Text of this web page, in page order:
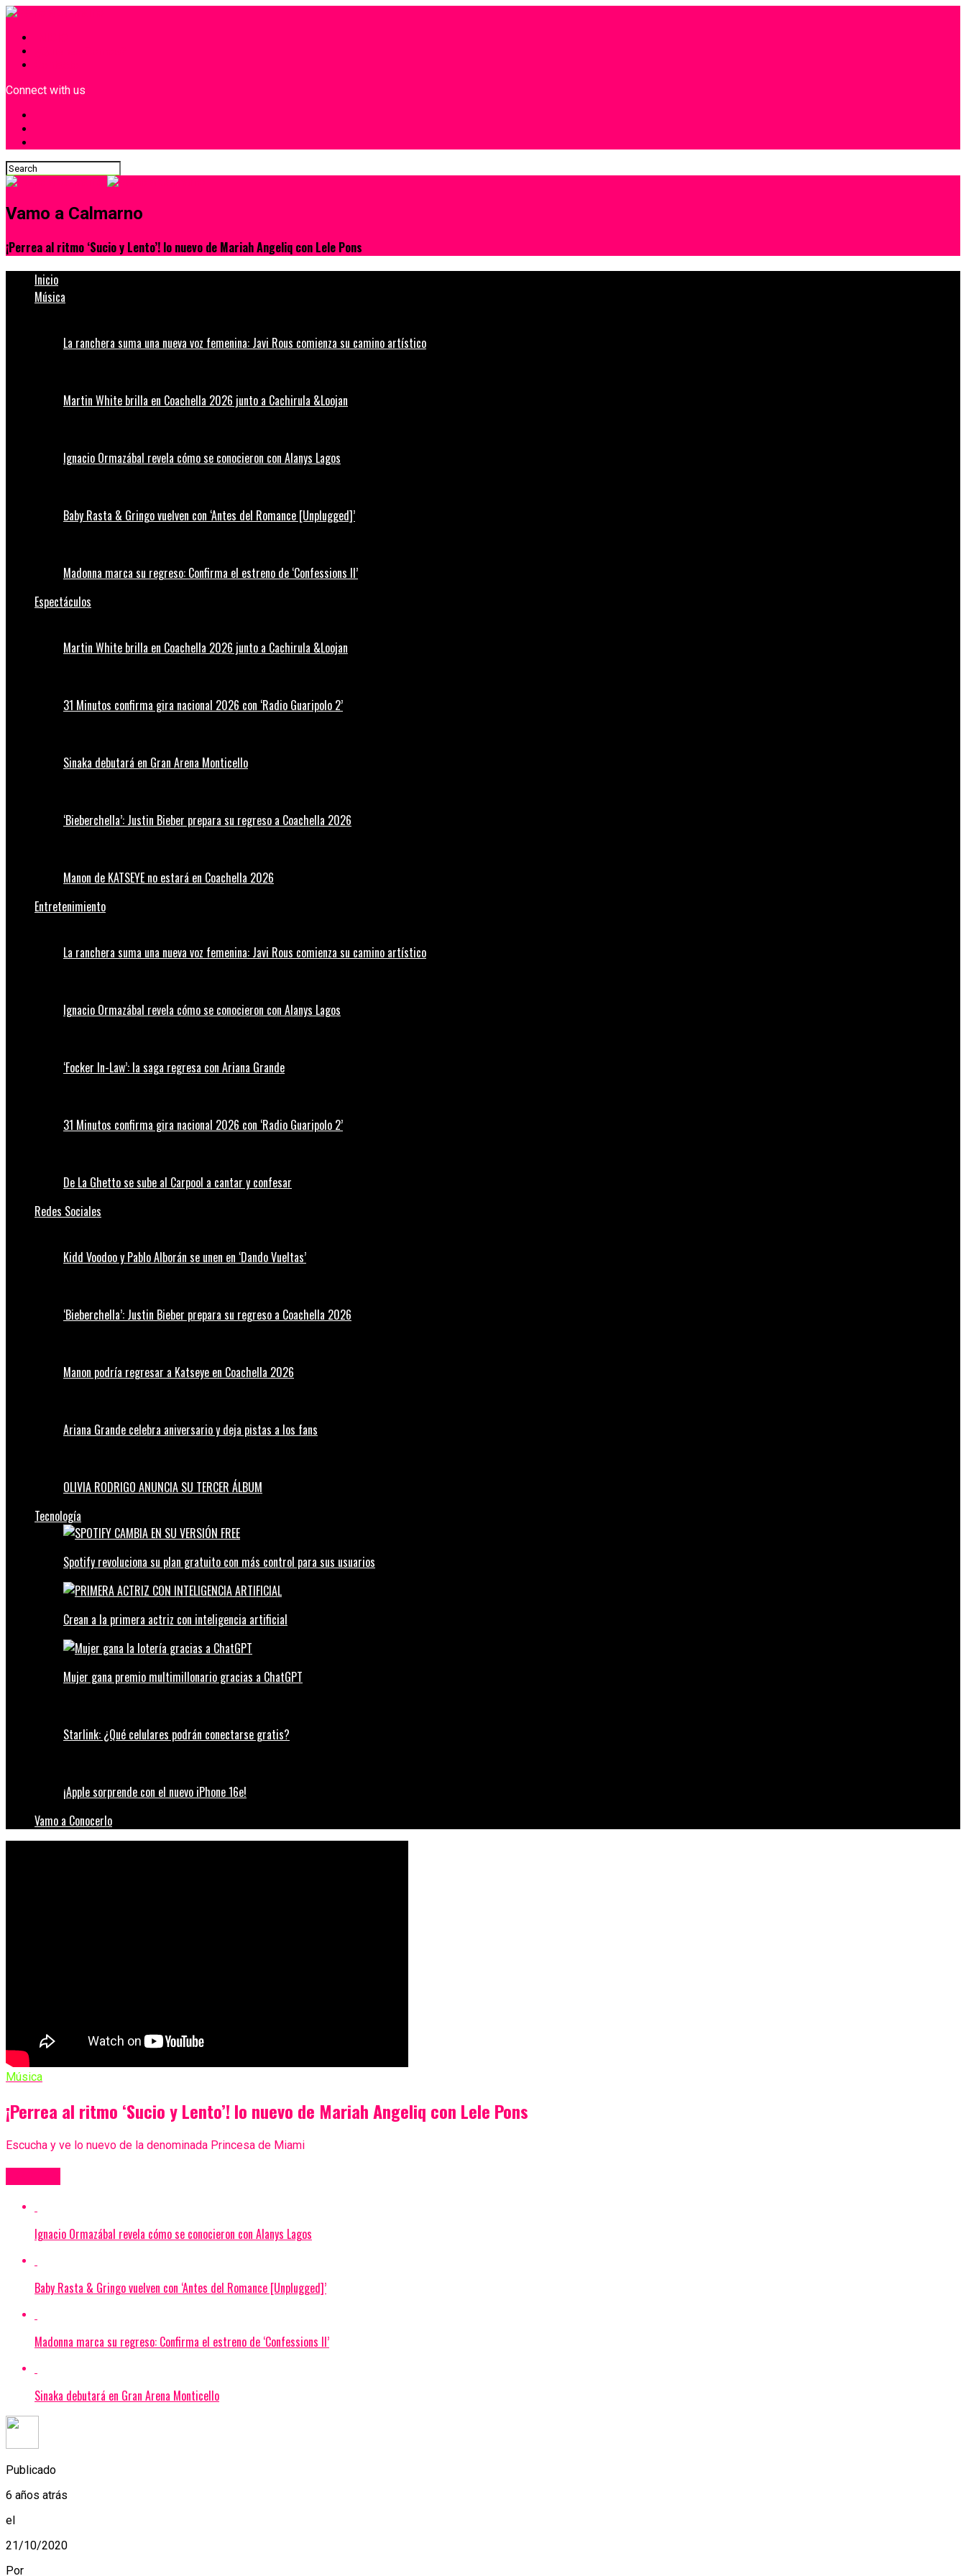
Connect with us
Vamo a Calmarno
¡Perrea al ritmo ‘Sucio y Lento’! lo nuevo de Mariah Angeliq con Lele Pons
Inicio
Música
La ranchera suma una nueva voz femenina: Javi Rous comienza su camino artístico
Martin White brilla en Coachella 2026 junto a Cachirula &Loojan
Ignacio Ormazábal revela cómo se conocieron con Alanys Lagos
Baby Rasta & Gringo vuelven con ‘Antes del Romance [Unplugged]’
Madonna marca su regreso: Confirma el estreno de ‘Confessions II’
Espectáculos
Martin White brilla en Coachella 2026 junto a Cachirula &Loojan
31 Minutos confirma gira nacional 2026 con ‘Radio Guaripolo 2’
Sinaka debutará en Gran Arena Monticello
‘Bieberchella’: Justin Bieber prepara su regreso a Coachella 2026
Manon de KATSEYE no estará en Coachella 2026
Entretenimiento
La ranchera suma una nueva voz femenina: Javi Rous comienza su camino artístico
Ignacio Ormazábal revela cómo se conocieron con Alanys Lagos
‘Focker In-Law’: la saga regresa con Ariana Grande
31 Minutos confirma gira nacional 2026 con ‘Radio Guaripolo 2’
De La Ghetto se sube al Carpool a cantar y confesar
Redes Sociales
Kidd Voodoo y Pablo Alborán se unen en ‘Dando Vueltas’
‘Bieberchella’: Justin Bieber prepara su regreso a Coachella 2026
Manon podría regresar a Katseye en Coachella 2026
Ariana Grande celebra aniversario y deja pistas a los fans
OLIVIA RODRIGO ANUNCIA SU TERCER ÁLBUM
Tecnología
Spotify revoluciona su plan gratuito con más control para sus usuarios
Crean a la primera actriz con inteligencia artificial
Mujer gana premio multimillonario gracias a ChatGPT
Starlink: ¿Qué celulares podrán conectarse gratis?
¡Apple sorprende con el nuevo iPhone 16e!
Vamo a Conocerlo
Música
¡Perrea al ritmo ‘Sucio y Lento’! lo nuevo de Mariah Angeliq con Lele Pons
Escucha y ve lo nuevo de la denominada Princesa de Miami
Ignacio Ormazábal revela cómo se conocieron con Alanys Lagos
Baby Rasta & Gringo vuelven con ‘Antes del Romance [Unplugged]’
Madonna marca su regreso: Confirma el estreno de ‘Confessions II’
Sinaka debutará en Gran Arena Monticello
Publicado
6 años atrás
el
21/10/2020
Por